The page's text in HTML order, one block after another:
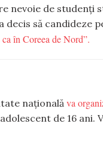
nevoie de studenți
decis să
în Coreea de Nord”.
națională va
de 16